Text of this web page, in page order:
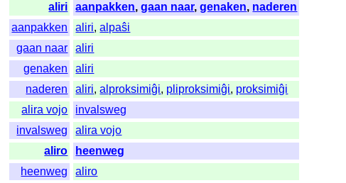
aliri
aanpakken,gaan naar,genaken, naderen
aanpakken
aliri,alpaŝi
gaan naar
aliri
genaken
aliri
naderen
aliri,alproksimiĝi, pliproksimiĝi, proksimiĝi
alira vojo
invalsweg
invalsweg
alira vojo
aliro
heenweg
heenweg
aliro